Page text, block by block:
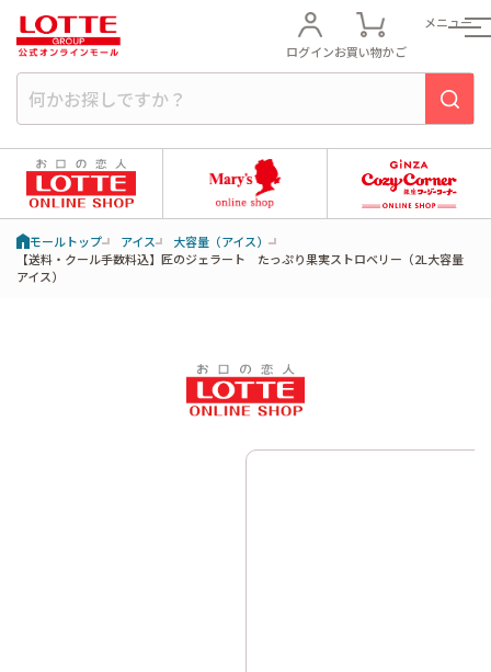
ログインお買い物かご
メニュー
モールトップ アイス
大容量（アイス）
【送料・クール手数料込】匠のジェラート たっぷり果実ストロベリー（2L大容量
アイス）